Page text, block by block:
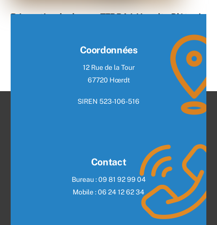
Rénovation des locaux TERRA à Hoerdt – Plâtrerie
Coordonnées
12 Rue de la Tour
67720 Hœrdt
SIREN 523-106-516
Contact
Bureau : 09 81 92 99 04
Mobile : 06 24 12 62 34